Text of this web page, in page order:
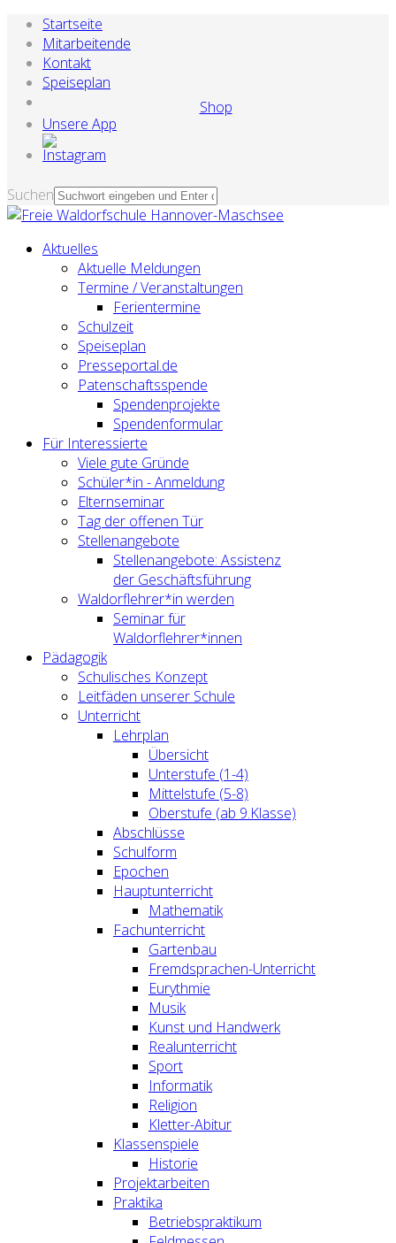
Startseite
Mitarbeitende
Kontakt
Speiseplan
Shop
Unsere App
Suchen
Aktuelles
Aktuelle Meldungen
Termine / Veranstaltungen
Ferientermine
Schulzeit
Speiseplan
Presseportal.de
Patenschaftsspende
Spendenprojekte
Spendenformular
Für Interessierte
Viele gute Gründe
Schüler*in - Anmeldung
Elternseminar
Tag der offenen Tür
Stellenangebote
Stellenangebote: Assistenz
der Geschäftsführung
Waldorflehrer*in werden
Seminar für
Waldorflehrer*innen
Pädagogik
Schulisches Konzept
Leitfäden unserer Schule
Unterricht
Lehrplan
Übersicht
Unterstufe (1-4)
Mittelstufe (5-8)
Oberstufe (ab 9.Klasse)
Abschlüsse
Schulform
Epochen
Hauptunterricht
Mathematik
Fachunterricht
Gartenbau
Fremdsprachen-Unterricht
Eurythmie
Musik
Kunst und Handwerk
Realunterricht
Sport
Informatik
Religion
Kletter-Abitur
Klassenspiele
Historie
Projektarbeiten
Praktika
Betriebspraktikum